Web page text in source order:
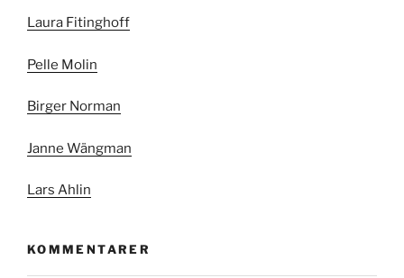
Laura Fitinghoff
Pelle Molin
Birger Norman
Janne Wängman
Lars Ahlin
KOMMENTARER